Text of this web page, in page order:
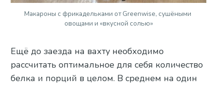
Макароны с фрикадельками от Greenwise, сушёными
овощами и «вкусной солью»
Ещё до заезда на вахту необходимо
рассчитать оптимальное для себя количество
белка и порций в целом. В среднем на один